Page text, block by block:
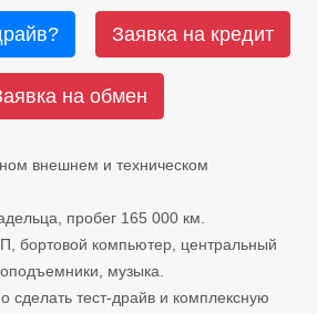
Заявка на кредит
на обмен
внешнем и техническом
пробег 165 000 км.
бортовой компьютер, центральный
музыка.
тест-драйв и комплексную